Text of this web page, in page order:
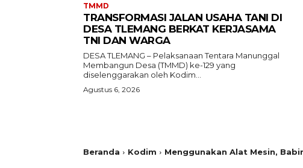
TMMD
TRANSFORMASI JALAN USAHA TANI DI
DESA TLEMANG BERKAT KERJASAMA
TNI DAN WARGA
DESA TLEMANG – Pelaksanaan Tentara Manunggal
Membangun Desa (TMMD) ke-129 yang
diselenggarakan oleh Kodim...
Agustus 6, 2026